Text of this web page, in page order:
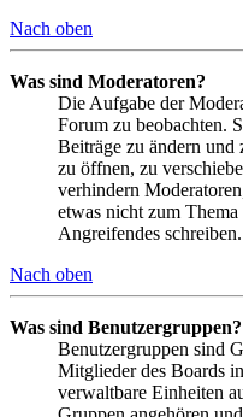
Nach oben
Was sind Moderatoren?
Die Aufgabe der
Forum zu beobachten.
Beiträge zu ändern und
zu öffnen, zu
verhindern
etwas nicht zum Thema
Angreifendes schreiben.
Nach oben
Was sind Benutzergruppen?
Benutzergruppen sind
Mitglieder des Boards
verwaltbare Einheiten